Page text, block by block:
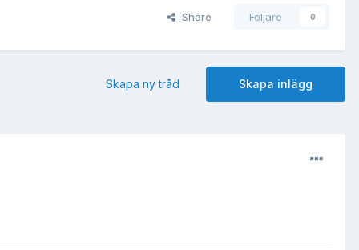
Share Följare 0
Skapa inlägg
Skapa ny tråd